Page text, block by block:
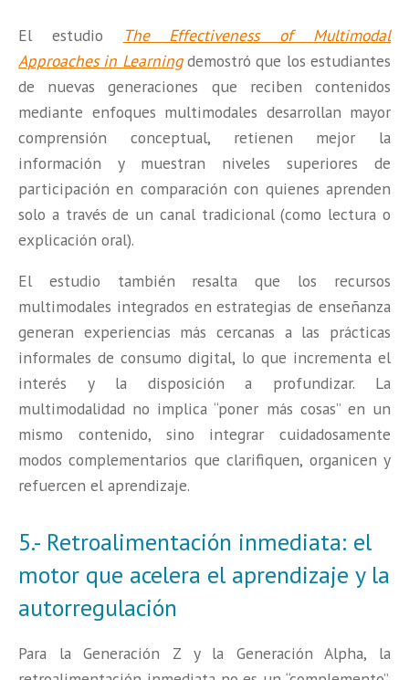
El estudio
The Effectiveness of Multimodal
Approaches in Learning demostró que los estudiantes
de nuevas generaciones que reciben contenidos
mediante enfoques multimodales desarrollan mayor
comprensión conceptual, retienen mejor la
información y muestran niveles superiores de
participación en comparación con quienes aprenden
solo a través de un canal tradicional (como lectura o
explicación oral).
El estudio también resalta que los recursos
multimodales integrados en estrategias de enseñanza
generan experiencias más cercanas a las prácticas
informales de consumo digital, lo que incrementa el
interés y la disposición a profundizar. La
multimodalidad no implica “poner más cosas” en un
mismo contenido, sino integrar cuidadosamente
modos complementarios que clarifiquen, organicen y
refuercen el aprendizaje.
5.- Retroalimentación inmediata: el
motor que acelera el aprendizaje y la
autorregulación
Para la Generación Z y la Generación Alpha, la